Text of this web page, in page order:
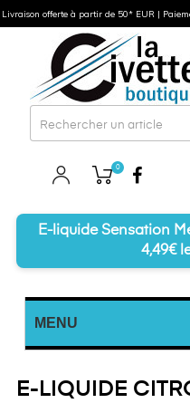
0
E-liquide Sensation
4,49€
MENU
E-LIQUIDE
Livraison offerte à partir de 50* EUR |